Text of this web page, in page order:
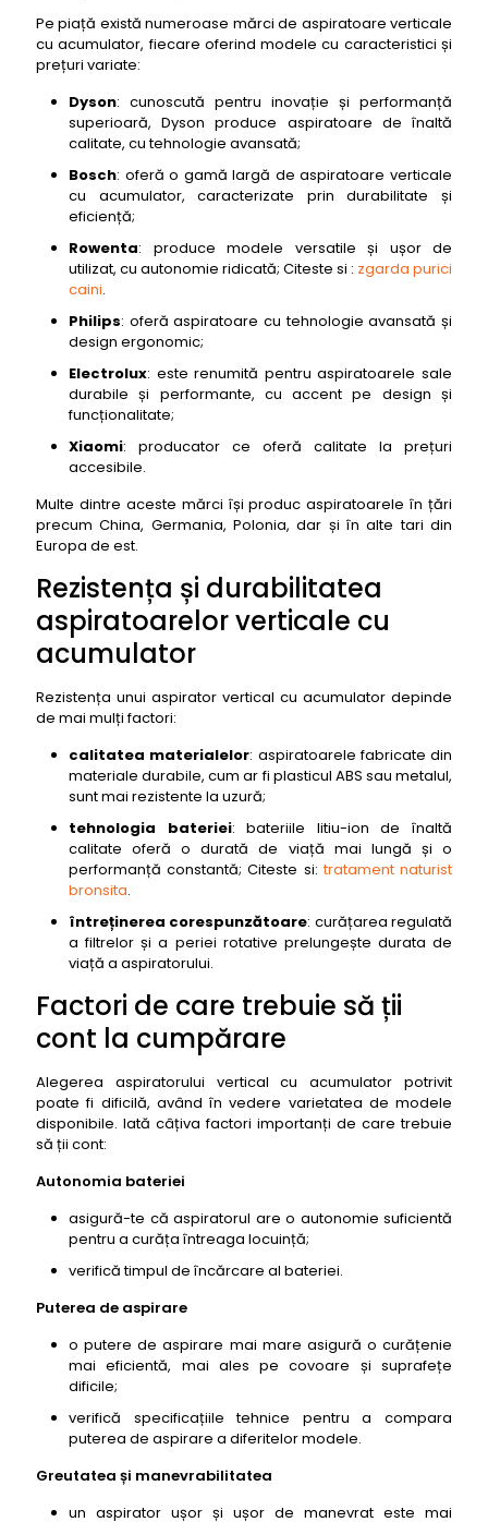
Pe piață există numeroase mărci de aspiratoare verticale
cu acumulator, fiecare oferind modele cu caracteristici și
prețuri variate:
Dyson: cunoscută pentru inovație și performanță
superioară, Dyson produce aspiratoare de înaltă
calitate, cu tehnologie avansată;
Bosch: oferă o gamă largă de aspiratoare verticale
cu acumulator, caracterizate prin durabilitate și
eficiență;
Rowenta: produce modele versatile și ușor de
utilizat, cu autonomie ridicată; Citeste si : zgarda purici
caini.
Philips: oferă aspiratoare cu tehnologie avansată și
design ergonomic;
Electrolux: este renumită pentru aspiratoarele sale
durabile și performante, cu accent pe design și
funcționalitate;
Xiaomi: producator ce oferă calitate la prețuri
accesibile.
Multe dintre aceste mărci își produc aspiratoarele în țări
precum China, Germania, Polonia, dar și în alte tari din
Europa de est.
Rezistența și durabilitatea
aspiratoarelor verticale cu
acumulator
Rezistența unui aspirator vertical cu acumulator depinde
de mai mulți factori:
calitatea materialelor: aspiratoarele fabricate din
materiale durabile, cum ar fi plasticul ABS sau metalul,
sunt mai rezistente la uzură;
tehnologia bateriei: bateriile litiu-ion de înaltă
calitate oferă o durată de viață mai lungă și o
performanță constantă; Citeste si:tratament naturist
bronsita.
întreținerea corespunzătoare: curățarea regulată
a filtrelor și a periei rotative prelungește durata de
viață a aspiratorului.
Factori de care trebuie să ții
cont la cumpărare
Alegerea aspiratorului vertical cu acumulator potrivit
poate fi dificilă, având în vedere varietatea de modele
disponibile. Iată câțiva factori importanți de care trebuie
să ții cont:
Autonomia bateriei
asigură-te că aspiratorul are o autonomie suficientă
pentru a curăța întreaga locuință;
verifică timpul de încărcare al bateriei.
Puterea de aspirare
o putere de aspirare mai mare asigură o curățenie
mai eficientă, mai ales pe covoare și suprafețe
dificile;
verifică specificațiile tehnice pentru a compara
puterea de aspirare a diferitelor modele.
Greutatea și manevrabilitatea
un aspirator ușor și ușor de manevrat este mai